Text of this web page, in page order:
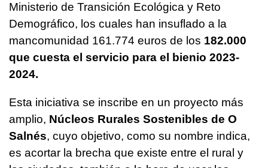
Ministerio de Transición Ecológica y Reto
Demográfico, los cuales han insuflado a la
mancomunidad 161.774 euros de los 182.000
que cuesta el servicio para el bienio 2023-
2024.
Esta iniciativa se inscribe en un proyecto más
amplio, Núcleos Rurales Sostenibles de O
Salnés, cuyo objetivo, como su nombre indica,
es acortar la brecha que existe entre el rural y